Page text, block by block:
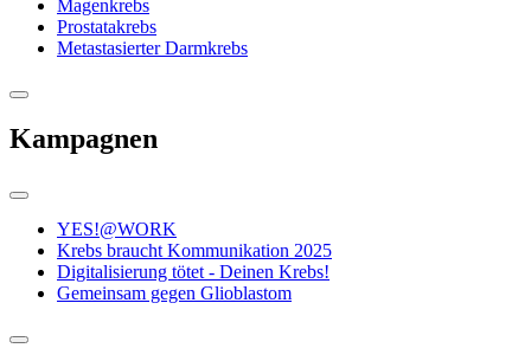
Magenkrebs
Prostatakrebs
Metastasierter Darmkrebs
Kampagnen
YES!@WORK
Krebs braucht Kommunikation 2025
Digitalisierung tötet - Deinen Krebs!
Gemeinsam gegen Glioblastom